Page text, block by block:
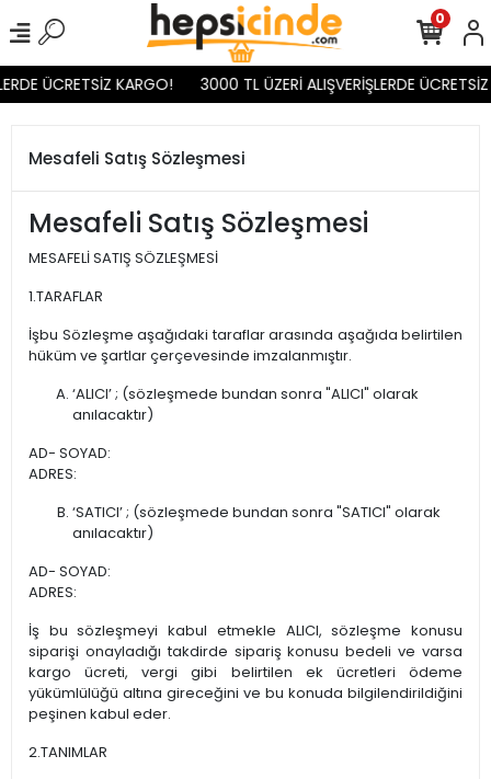
ÜCRETSİZ KARGO! 3000 TL ÜZERİ ALIŞVERİŞLERDE ÜCRETSİZ
0
Mesafeli Satış Sözleşmesi
Mesafeli Satış Sözleşmesi
MESAFELİ SATIŞ SÖZLEŞMESİ
1.TARAFLAR
İşbu Sözleşme aşağıdaki taraflar arasında aşağıda belirtilen
hüküm ve şartlar çerçevesinde imzalanmıştır.
‘ALICI’ ; (sözleşmede bundan sonra "ALICI" olarak
anılacaktır)
AD- SOYAD:
ADRES:
‘SATICI’ ; (sözleşmede bundan sonra "SATICI" olarak
anılacaktır)
AD- SOYAD:
ADRES:
İş bu sözleşmeyi kabul etmekle ALICI, sözleşme konusu
siparişi onayladığı takdirde sipariş konusu bedeli ve varsa
kargo ücreti, vergi gibi belirtilen ek ücretleri ödeme
yükümlülüğü altına gireceğini ve bu konuda bilgilendirildiğini
peşinen kabul eder.
2.TANIMLAR